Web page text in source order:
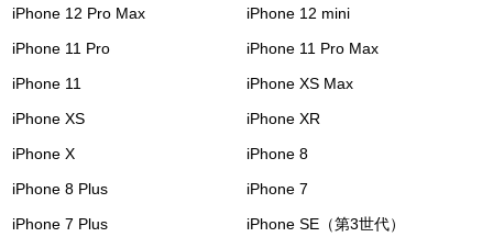
iPhone 12 Pro Max
iPhone 12 mini
iPhone 11 Pro
iPhone 11 Pro Max
iPhone 11
iPhone XS Max
iPhone XS
iPhone XR
iPhone X
iPhone 8
iPhone 8 Plus
iPhone 7
iPhone 7 Plus
iPhone SE（第3世代）